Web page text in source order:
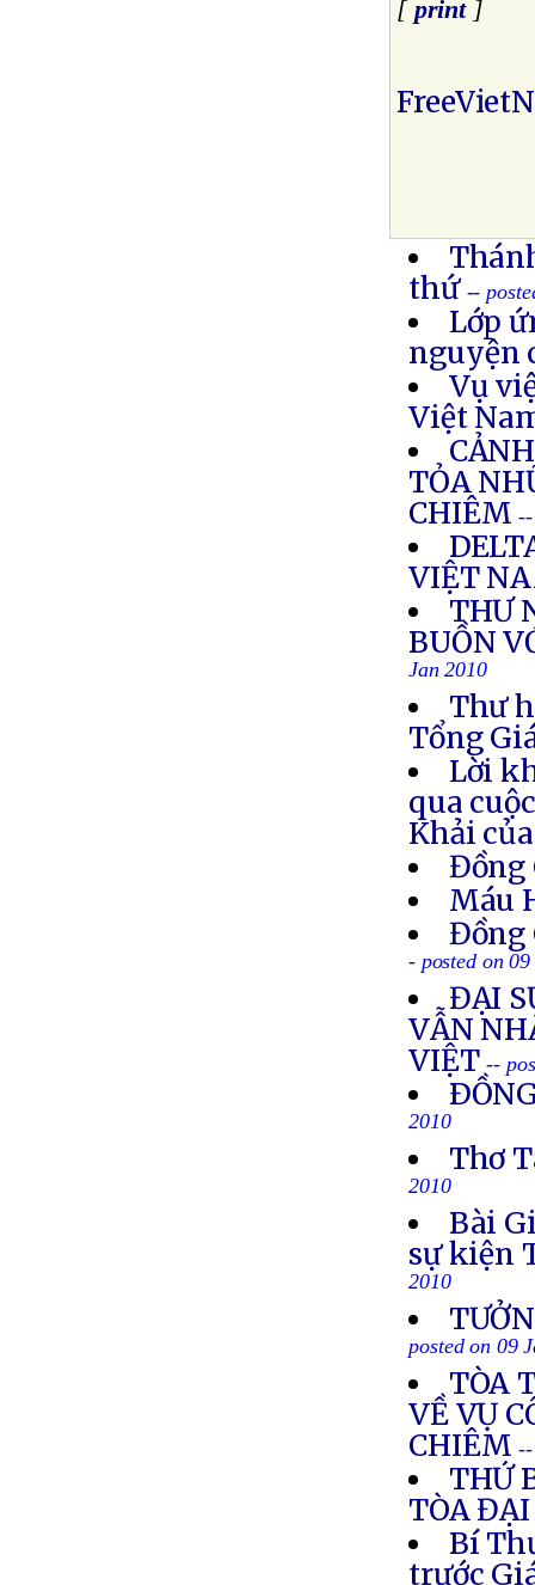
[ print]
thứ --
Lớp
nguyện
Vụ
Việt
TỎA
CHIÊM
VIỆT
THƯ
BUỒN
Jan 2010
Thư
Tổng
Lời
qua
Khải
Đồng
Máu
Đồng
- posted on
ĐẠI
VẪN
VIỆT --
2010
Thơ
2010
Bài
sự kiện
2010
posted on 09
TÒA
VỀ VỤ
CHIÊM
THỨ
TÒA
Bí
trước